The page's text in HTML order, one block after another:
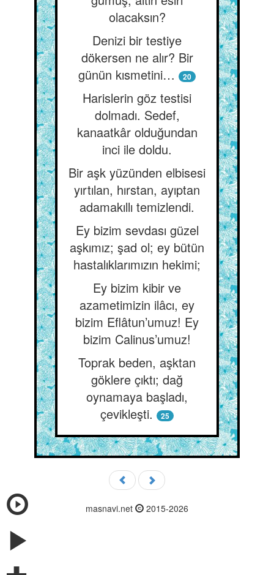
olacaksın?
Denizi bir testiye
dökersen ne alır? Bir
günün kısmetini…
20
Harislerin göz testisi
dolmadı. Sedef,
kanaatkâr olduğundan
inci ile doldu.
Bir aşk yüzünden elbisesi
yırtılan, hırstan, ayıptan
adamakıllı temizlendi.
Ey bizim sevdası güzel
aşkımız; şad ol; ey bütün
hastalıklarımızın hekimi;
Ey bizim kibir ve
azametimizin ilâcı, ey
bizim Eflâtun’umuz! Ey
bizim Calinus’umuz!
Toprak beden, aşktan
göklere çıktı; dağ
oynamaya başladı,
çevikleşti.
25
masnavi.net 2015-2026